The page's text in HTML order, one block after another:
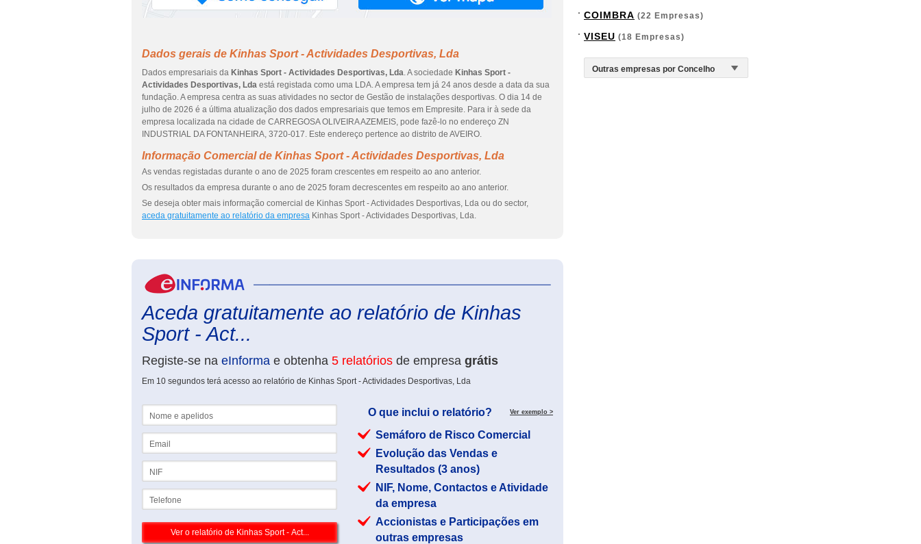
Dados gerais de Kinhas Sport - Actividades Desportivas, Lda
Dados empresariais da Kinhas Sport - Actividades Desportivas, Lda. A sociedade Kinhas Sport -
Actividades Desportivas, Lda está registada como uma LDA. A empresa tem já 24 anos desde a data da sua
fundação. A empresa centra as suas atividades no sector de Gestão de instalações desportivas. O dia 14 de
julho de 2026 é a última atualização dos dados empresariais que temos em Empresite. Para ir à sede da
empresa localizada na cidade de CARREGOSA OLIVEIRA AZEMEIS, pode fazê-lo no endereço ZN
INDUSTRIAL DA FONTANHEIRA, 3720-017. Este endereço pertence ao distrito de AVEIRO.
Informação Comercial de Kinhas Sport - Actividades Desportivas, Lda
As vendas registadas durante o ano de 2025 foram crescentes em respeito ao ano anterior.
Os resultados da empresa durante o ano de 2025 foram decrescentes em respeito ao ano anterior.
Se deseja obter mais informação comercial de Kinhas Sport - Actividades Desportivas, Lda ou do sector,
aceda gratuitamente ao relatório da empresa Kinhas Sport - Actividades Desportivas, Lda.
Aceda gratuitamente ao relatório de Kinhas
Sport - Act...
Registe-se na eInforma e obtenha 5 relatórios de empresa grátis
Em 10 segundos terá acesso ao relatório de Kinhas Sport - Actividades Desportivas, Lda
O que inclui o relatório? Ver exemplo >
Semáforo de Risco Comercial
Evolução das Vendas e
Resultados (3 anos)
NIF, Nome, Contactos e Atividade
da empresa
Accionistas e Participações em
outras empresas
COIMBRA (22 Empresas)
VISEU (18 Empresas)